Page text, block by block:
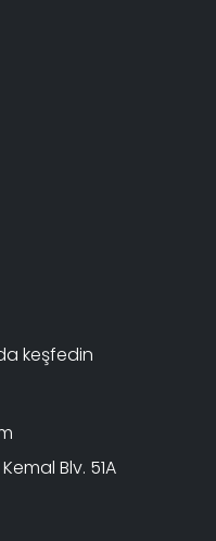
keşfedin
Blv. 51A